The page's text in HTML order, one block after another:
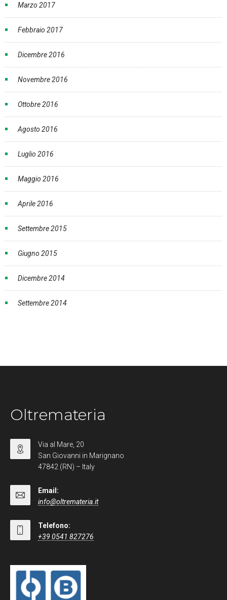
Marzo 2017
Febbraio 2017
Dicembre 2016
Novembre 2016
Ottobre 2016
Agosto 2016
Luglio 2016
Maggio 2016
Aprile 2016
Settembre 2015
Giugno 2015
Dicembre 2014
Settembre 2014
Oltremateria
Via al Mare, 20
San Giovanni in Marignano
47842 (RN) – Italy
Email:
info@oltremateria.it
Telefono:
+39 0541 827276